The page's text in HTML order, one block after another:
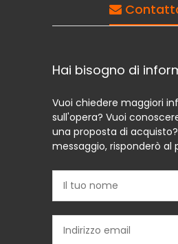
Hai bisogno di
Vuoi chiedere maggiori
sull'opera? Vuoi
una proposta di
messaggio, risponderò al